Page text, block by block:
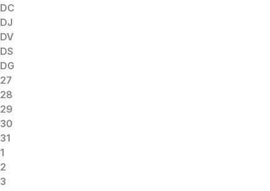
DC
DJ
DV
DS
DG
27
28
29
30
31
1
2
3